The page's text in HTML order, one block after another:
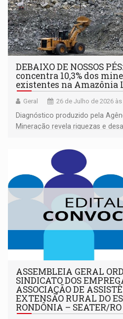
DEBAIXO DE NOSSOS
concentra 10,3% dos
existentes na Amazônia
Geral 26 de Julho de 2026 às
Diagnóstico produzido pela
Mineração revela riquezas e
de Plano Nacional para o setor
ASSEMBLEIA GERAL
SINDICATO DOS
ASSOCIAÇÃO DE
EXTENSÃO RURAL DO
RONDÔNIA – SEATER/RO